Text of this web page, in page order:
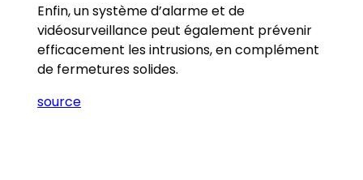
Enfin, un système d’alarme et de
vidéosurveillance peut également prévenir
efficacement les intrusions, en complément
de fermetures solides.
source